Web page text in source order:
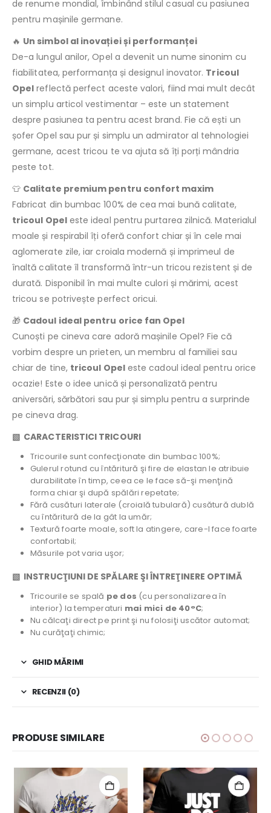
de renume mondial, îmbinând stilul casual cu pasiunea
pentru mașinile germane.
🔥 Un simbol al inovației și performanței
De-a lungul anilor, Opel a devenit un nume sinonim cu
fiabilitatea, performanța și designul inovator. Tricoul
Opel reflectă perfect aceste valori, fiind mai mult decât
un simplu articol vestimentar – este un statement
despre pasiunea ta pentru acest brand. Fie că ești un
șofer Opel sau pur și simplu un admirator al tehnologiei
germane, acest tricou te va ajuta să îți porți mândria
peste tot.
👕 Calitate premium pentru confort maxim
Fabricat din bumbac 100% de cea mai bună calitate,
tricoul Opeleste ideal pentru purtarea zilnică. Materialul
moale și respirabil îți oferă confort chiar și în cele mai
aglomerate zile, iar croiala modernă și imprimeul de
înaltă calitate îl transformă într-un tricou rezistent și de
durată. Disponibil în mai multe culori și mărimi, acest
tricou se potrivește perfect oricui.
🎁 Cadoul ideal pentru orice fan Opel
Cunoști pe cineva care adoră mașinile Opel? Fie că
vorbim despre un prieten, un membru al familiei sau
chiar de tine, tricoul Opeleste cadoul ideal pentru orice
ocazie! Este o idee unică și personalizată pentru
aniversări, sărbători sau pur și simplu pentru a surprinde
pe cineva drag.
▧ CARACTERISTICI TRICOURI
Tricourile sunt confecţionate din bumbac 100%;
Gulerul rotund cu întăritură şi fire de elastan le atribuie
durabilitate în timp, ceea ce le face să-şi menţină
forma chiar şi după spălări repetate;
Fără cusături laterale (croială tubulară) cusătură dublă
cu întăritură de la gât la umăr;
Textură foarte moale, soft la atingere, care-l face foarte
confortabil;
Măsurile pot varia uşor;
▧ INSTRUCŢIUNI DE SPĂLARE ŞI ÎNTREŢINERE OPTIMĂ
Tricourile se spală pe dos (cu personalizarea în
interior) la temperaturi mai mici de 40°C;
Nu călcaţi direct pe print şi nu folosiţi uscător automat;
Nu curăţaţi chimic;
GHID MĂRIMI
RECENZII (0)
PRODUSE SIMILARE